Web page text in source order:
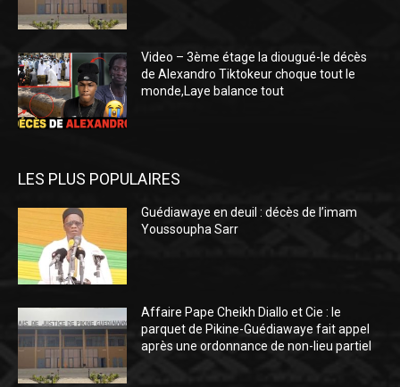
Video – 3ème étage la diougué-le décès
de Alexandro Tiktokeur choque tout le
monde,Laye balance tout
LES PLUS POPULAIRES
Guédiawaye en deuil : décès de l’imam
Youssoupha Sarr
Affaire Pape Cheikh Diallo et Cie : le
parquet de Pikine-Guédiawaye fait appel
après une ordonnance de non-lieu partiel